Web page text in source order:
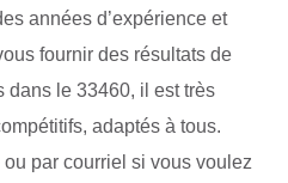
années d’expérience et
fournir des résultats de
dans le 33460, il est très
adaptés à tous.
par courriel si vous voulez